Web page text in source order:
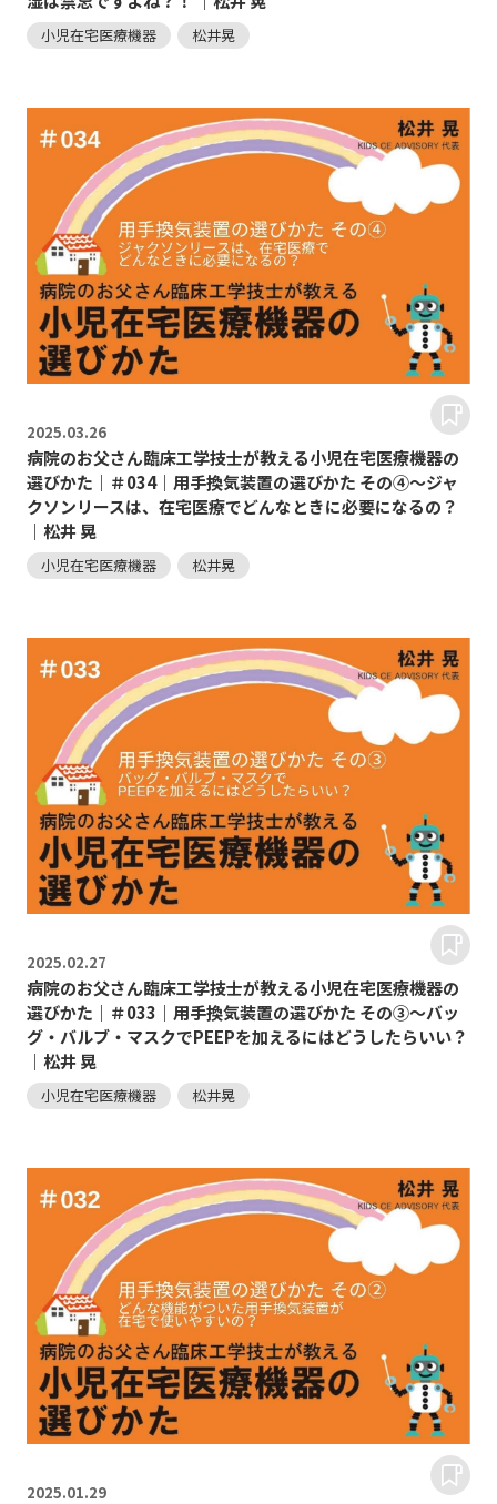
小児在宅医療機器 松井晃
2025.03.26
病院のお父さん臨床工学技士が教える小児在宅医療機器の
選びかた｜＃034｜用手換気装置の選びかた その④～ジャ
クソンリースは、在宅医療でどんなときに必要になるの？
｜松井 晃
小児在宅医療機器 松井晃
2025.02.27
病院のお父さん臨床工学技士が教える小児在宅医療機器の
選びかた｜＃033｜用手換気装置の選びかた その③～バッ
グ・バルブ・マスクでPEEPを加えるにはどうしたらいい？
｜松井 晃
小児在宅医療機器 松井晃
2025.01.29